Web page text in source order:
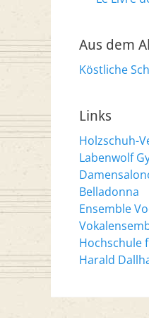
Aus dem
Köstliche
Links
Holzschuh-
Labenwolf
Belladonna
Ensemble
Hochschule
Harald